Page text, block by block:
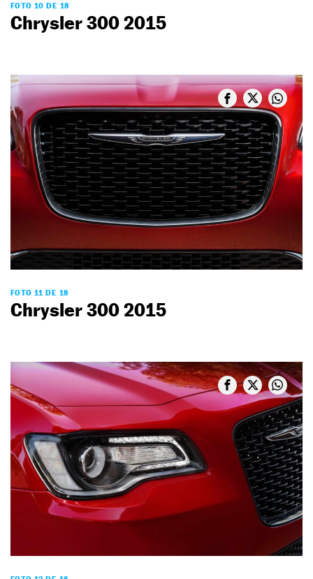
FOTO 10 DE 18
Chrysler 300 2015
FOTO 11 DE 18
Chrysler 300 2015